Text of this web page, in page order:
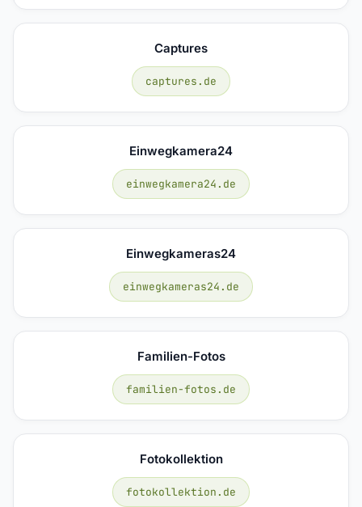
Captures
captures.de
Einwegkamera24
einwegkamera24.de
Einwegkameras24
einwegkameras24.de
Familien-Fotos
familien-fotos.de
Fotokollektion
fotokollektion.de